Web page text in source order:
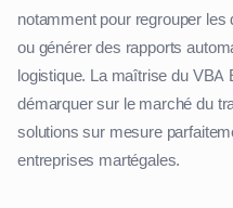
notamment pour regrouper
ou générer des rapports
logistique. La maîtrise du
démarquer sur le marché du
solutions sur mesure
entreprises martégales.